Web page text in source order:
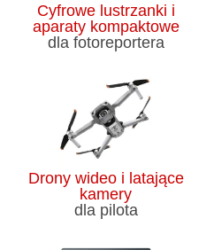
Cyfrowe lustrzanki i
aparaty kompaktowe
dla fotoreportera
Drony wideo i latające
kamery
dla pilota